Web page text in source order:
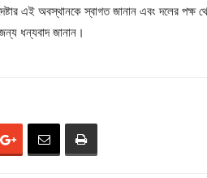
এই অবস্থানকে স্বাগত জানান এবং দলের পক্ষ
ধন্যবাদ জানান।